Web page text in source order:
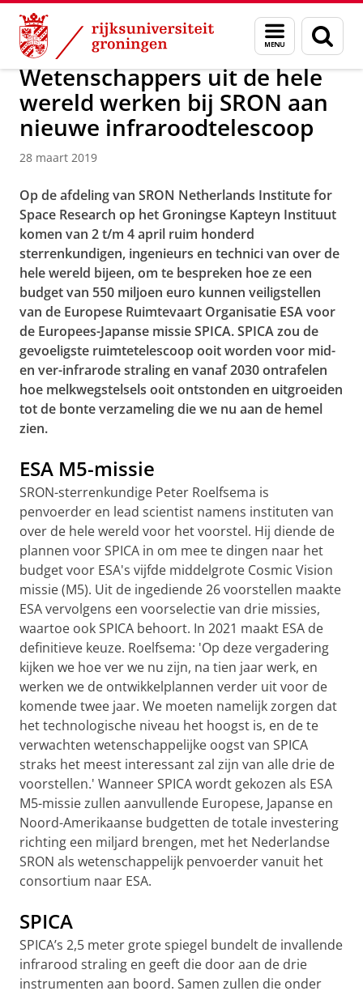
Skip
Content
Skip
Navigation
Menu
en
zoeken
Over ons Actueel Nieuws Nieuwsberichten
Wetenschappers uit de hele
wereld werken bij SRON aan
nieuwe infraroodtelescoop
28 maart 2019
Op de afdeling van SRON Netherlands Institute for
Space Research op het Groningse Kapteyn Instituut
komen van 2 t/m 4 april ruim honderd
sterrenkundigen, ingenieurs en technici van over de
hele wereld bijeen, om te bespreken hoe ze een
budget van 550 miljoen euro kunnen veiligstellen
van de Europese Ruimtevaart Organisatie ESA voor
de Europees-Japanse missie SPICA. SPICA zou de
gevoeligste ruimtetelescoop ooit worden voor mid-
en ver-infrarode straling en vanaf 2030 ontrafelen
hoe melkwegstelsels ooit ontstonden en uitgroeiden
tot de bonte verzameling die we nu aan de hemel
zien.
ESA M5-missie
SRON-sterrenkundige Peter Roelfsema is
penvoerder en lead scientist namens instituten van
over de hele wereld voor het voorstel. Hij diende de
plannen voor SPICA in om mee te dingen naar het
budget voor ESA's vijfde middelgrote Cosmic Vision
missie (M5). Uit de ingediende 26 voorstellen maakte
ESA vervolgens een voorselectie van drie missies,
waartoe ook SPICA behoort. In 2021 maakt ESA de
definitieve keuze. Roelfsema: 'Op deze vergadering
kijken we hoe ver we nu zijn, na tien jaar werk, en
werken we de ontwikkelplannen verder uit voor de
komende twee jaar. We moeten namelijk zorgen dat
het technologische niveau het hoogst is, en de te
verwachten wetenschappelijke oogst van SPICA
straks het meest interessant zal zijn van alle drie de
voorstellen.' Wanneer SPICA wordt gekozen als ESA
M5-missie zullen aanvullende Europese, Japanse en
Noord-Amerikaanse budgetten de totale investering
richting een miljard brengen, met het Nederlandse
SRON als wetenschappelijk penvoerder vanuit het
consortium naar ESA.
SPICA
SPICA’s 2,5 meter grote spiegel bundelt de invallende
infrarood straling en geeft die door aan de drie
instrumenten aan boord. Samen zullen die onder